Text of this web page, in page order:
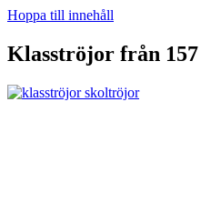
Hoppa till innehåll
Klasströjor från